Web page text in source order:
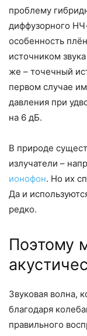
проблему
диффузорного
особенность
источником
же – точечный
первом случае
давления при
на 6 дБ.
В природе
излучатели –
ионофон. Но их
Да и
редко.
Поэтому
Звуковая волна,
благодаря
правильного